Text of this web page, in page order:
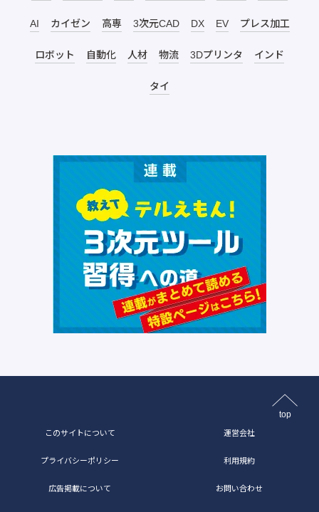
AI カイゼン 高専 3次元CAD DX EV プレス加工
ロボット 自動化 人材 物流 3Dプリンタ インド
タイ
top
このサイトについて 運営会社
プライバシーポリシー 利用規約
広告掲載について お問い合わせ